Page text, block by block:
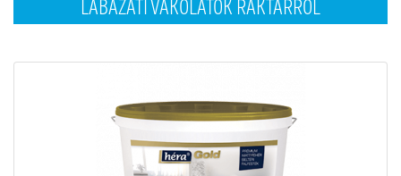
LÁBAZATI VAKOLATOK RAKTÁRRÓL